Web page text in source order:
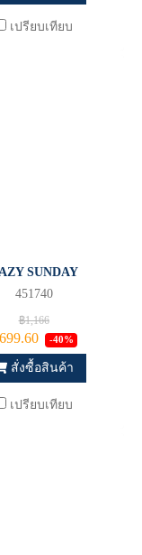
เปรียบเทียบ
SUNDAY
451740
฿1,166
-40%
สั่งซื้อสินค้า
เปรียบเทียบ